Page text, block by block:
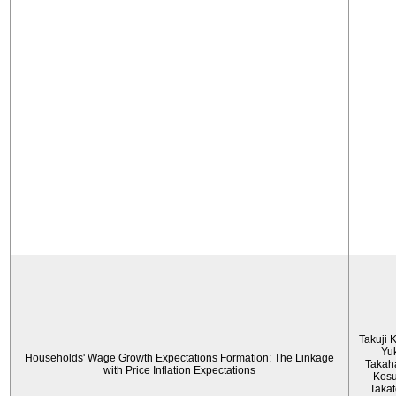
Households' Wage Growth Expectations Formation: The Linkage
with Price Inflation Expectations
Takuji